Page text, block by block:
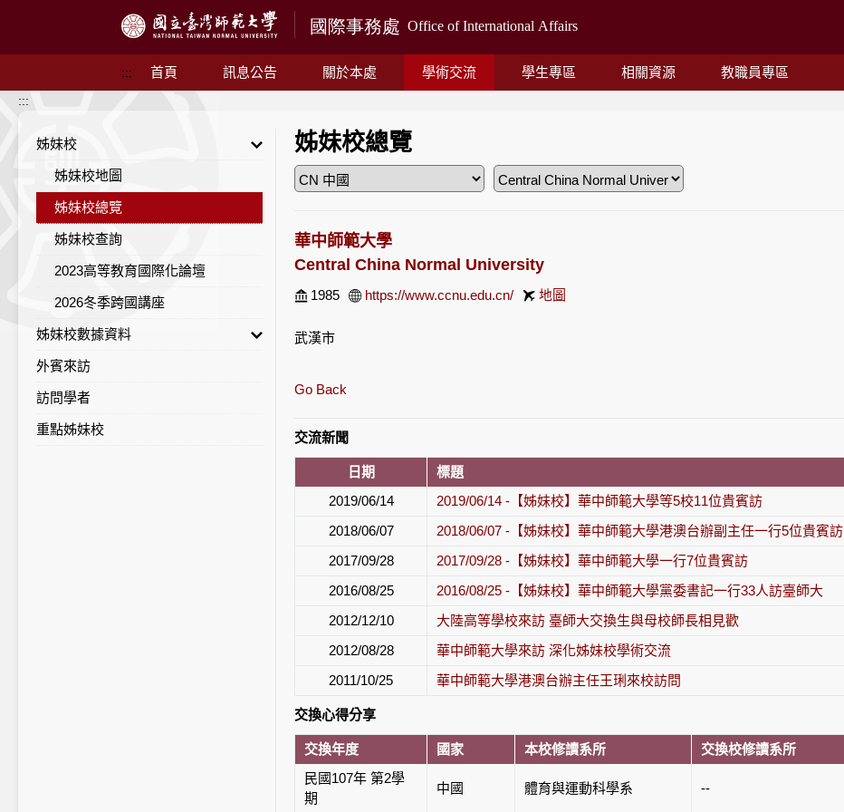
::: 首頁 訊息公告 關於本處 學術交流 學生專區 相關資源 教職員專區
:::
姊妹校
姊妹校地圖
姊妹校總覽
姊妹校查詢
2023高等教育國際化論壇
2026冬季跨國講座
姊妹校數據資料
姊妹校統計一覽
地區統計列表
校內統計列表
外賓來訪
訪問學者
重點姊妹校
姊妹校總覽
華中師範大學
Central China Normal University
1985 https://www.ccnu.edu.cn/ 地圖
武漢市
Go Back
交流新聞
日期
標題
2019/06/14
2019/06/14 -【姊妹校】華中師範大學等5校11位貴賓訪
2018/06/07
2018/06/07 -【姊妹校】華中師範大學港澳台辦副主任一行5位貴賓訪
2017/09/28
2017/09/28 -【姊妹校】華中師範大學一行7位貴賓訪
2016/08/25
2016/08/25 -【姊妹校】華中師範大學黨委書記一行33人訪臺師大
2012/12/10
大陸高等學校來訪 臺師大交換生與母校師長相見歡
2012/08/28
華中師範大學來訪 深化姊妹校學術交流
2011/10/25
華中師範大學港澳台辦主任王琍來校訪問
交換心得分享
交換年度 國家 本校修讀系所 交換校修讀系所
民國107年 第2學
期
中國 體育與運動科學系 --